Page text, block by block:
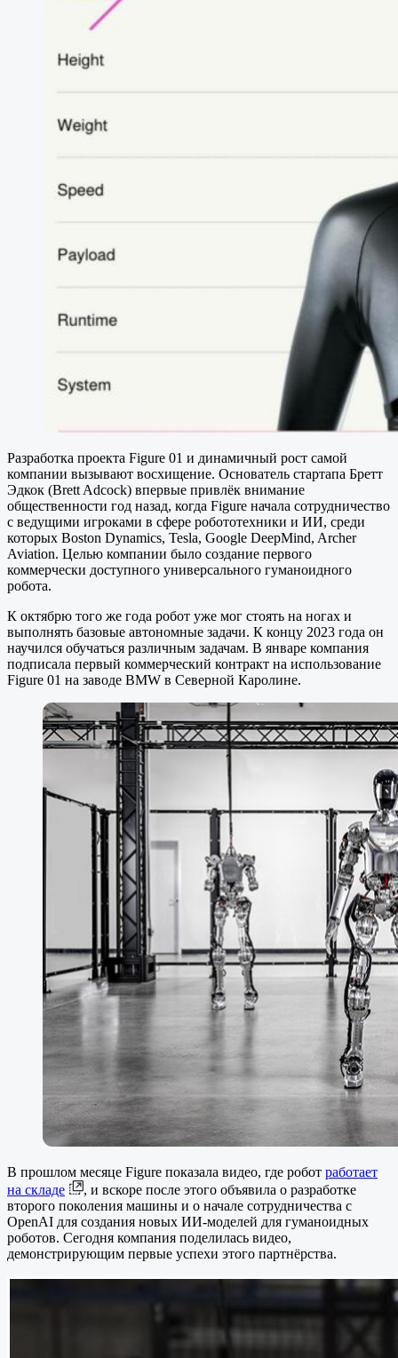
Разработка проекта Figure 01 и динамичный рост самой
компании вызывают восхищение. Основатель стартапа Бретт
Эдкок (Brett Adcock) впервые привлёк внимание
общественности год назад, когда Figure начала сотрудничество
с ведущими игроками в сфере робототехники и ИИ, среди
которых Boston Dynamics, Tesla, Google DeepMind, Archer
Aviation. Целью компании было создание первого
коммерчески доступного универсального гуманоидного
робота.
К октябрю того же года робот уже мог стоять на ногах и
выполнять базовые автономные задачи. К концу 2023 года он
научился обучаться различным задачам. В январе компания
подписала первый коммерческий контракт на использование
Figurе 01 на заводе BMW в Северной Каролине.
В прошлом месяце Figure показала видео, где робот работает
на складе
, и вскоре после этого объявила о разработке
второго поколения машины и о начале сотрудничества с
OpenAI для создания новых ИИ-моделей для гуманоидных
роботов. Сегодня компания поделилась видео,
демонстрирующим первые успехи этого партнёрства.